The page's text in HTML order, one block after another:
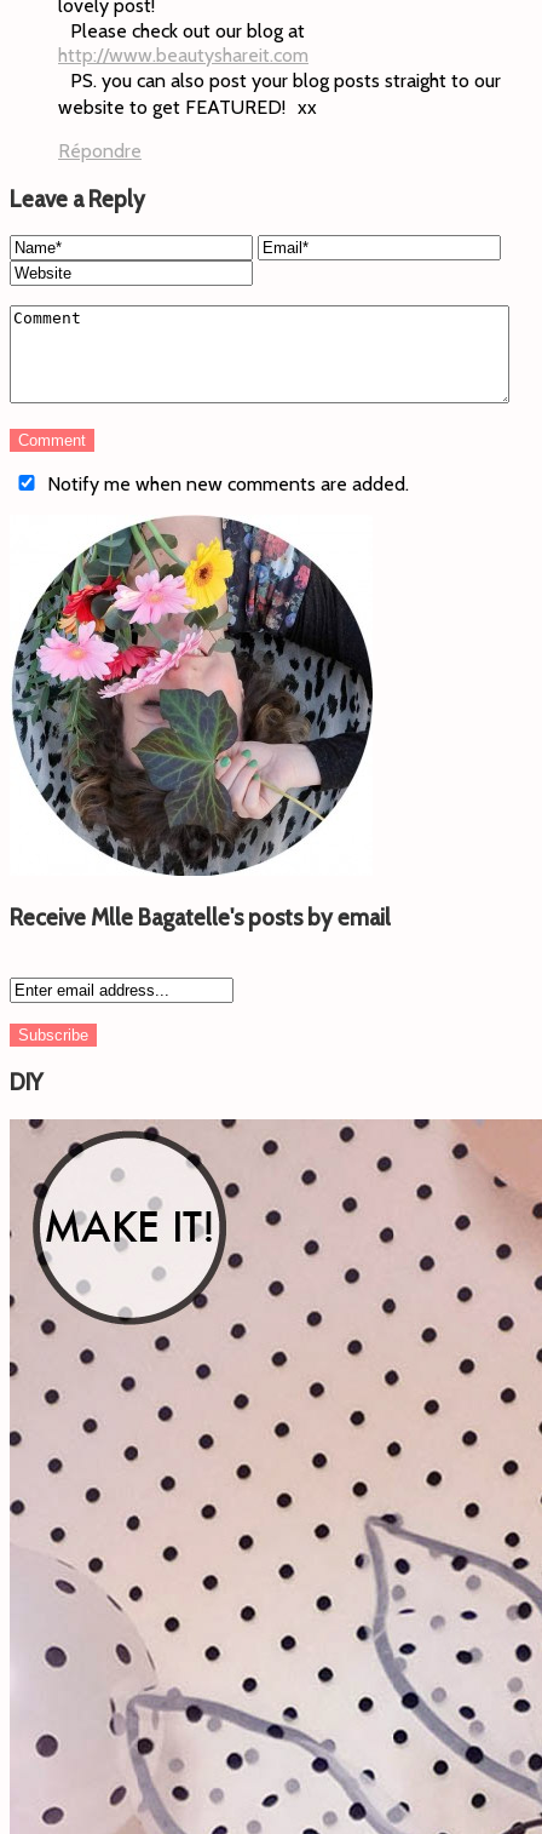
lovely post!
Please check out our blog at
http://www.beautyshareit.com
PS. you can also post your blog posts straight to our
website to get FEATURED! xx
Répondre
Leave a Reply
Notify me when new comments are added.
Receive Mlle Bagatelle's posts by email
DIY